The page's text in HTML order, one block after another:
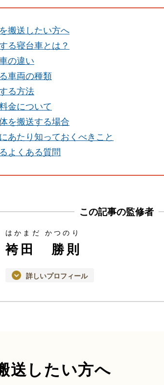
搬送したい方へ
る寝台車とは？
の違い
車両の種類
る方法
金について
を搬送する場合
あたり知っておくべきこと
よくある質問
この記事の監修者
はかまだ かつのり
袴田 勝則
詳しいプロフィール
送したい方へ